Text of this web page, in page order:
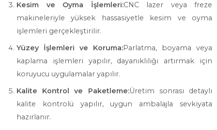
Kesim ve Oyma İşlemleri:CNC lazer veya freze
makineleriyle yüksek hassasiyetle kesim ve oyma
işlemleri gerçekleştirilir.
Yüzey İşlemleri ve Koruma:Parlatma, boyama veya
kaplama işlemleri yapılır, dayanıklılığı artırmak için
koruyucu uygulamalar yapılır.
Kalite Kontrol ve Paketleme:Üretim sonrası detaylı
kalite kontrolü yapılır, uygun ambalajla sevkiyata
hazırlanır.